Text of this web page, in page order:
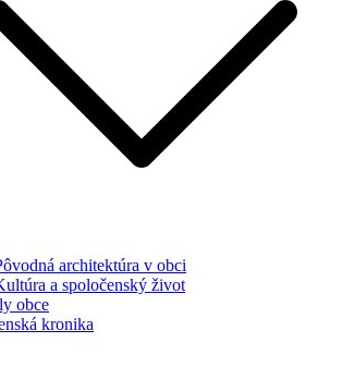
architektúra v obci
a spoločenský život
obce
kronika